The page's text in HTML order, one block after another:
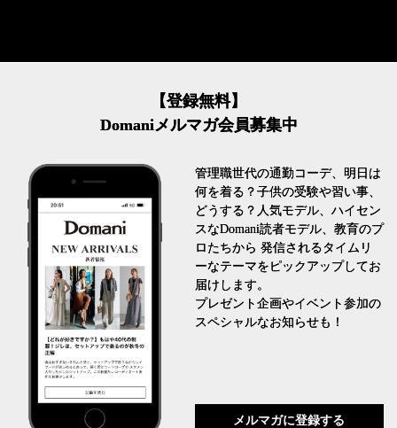
【登録無料】
Domaniメルマガ会員募集中
管理職世代の通勤コーデ、明日は
何を着る？子供の受験や習い事、
どうする？人気モデル、ハイセン
スなDomani読者モデル、教育のプ
ロたちから 発信されるタイムリ
ーなテーマをピックアップしてお
届けします。
プレゼント企画やイベント参加の
スペシャルなお知らせも！
メルマガに登録する